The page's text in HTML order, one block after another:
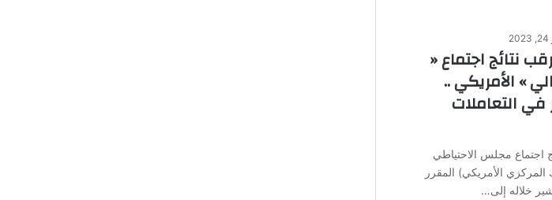
نتائج اجتماع «
» الأمريكي ..
في التعاملات
اجتماع مجلس الاحتياطي
المركزي الأمريكي) المقرر
خلاله إلى…